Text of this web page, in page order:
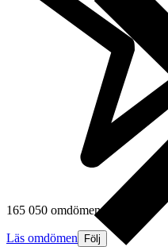
165 050 omdömen
Läs omdömen Följ